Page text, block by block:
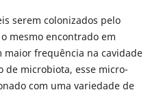
serem colonizados pelo
mesmo encontrado em
maior frequência na cavidade
de microbiota, esse micro-
com uma variedade de